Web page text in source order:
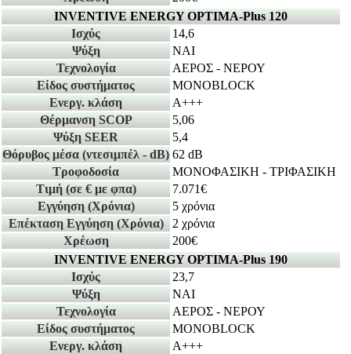
INVENTIVE ENERGY OPTIMA-Plus 120
Ισχύς
14,6
Ψύξη
ΝΑΙ
Τεχνολογία
ΑΕΡΟΣ - ΝΕΡΟΥ
Είδος συστήματος
MONOBLOCK
Ενεργ. κλάση
A+++
Θέρμανση SCOP
5,06
Ψύξη SEER
5,4
Θόρυβος μέσα (ντεσιμπέλ - dB) 62 dB
Τροφοδοσία
ΜΟΝΟΦΑΣΙΚΗ - ΤΡΙΦΑΣΙΚΗ
Τιμή (σε € με φπα)
7.071€
Εγγύηση (Χρόνια)
5 χρόνια
Επέκταση Εγγύηση (Χρόνια)
2 χρόνια
Χρέωση
200€
INVENTIVE ENERGY OPTIMA-Plus 190
Ισχύς
23,7
Ψύξη
ΝΑΙ
Τεχνολογία
ΑΕΡΟΣ - ΝΕΡΟΥ
Είδος συστήματος
MONOBLOCK
Ενεργ. κλάση
A+++